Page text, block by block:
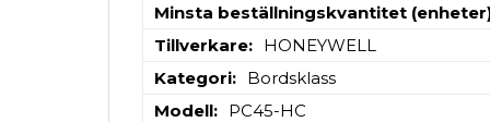
Minsta beställningskvantitet
Tillverkare
HONEYWELL
Kategori
Bordsklass
Modell
PC45-HC